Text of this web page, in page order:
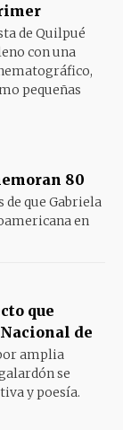
de Quilpué
con una
pequeñas
80
de que Gabriela
en
que
de
amplia
se
y poesía.